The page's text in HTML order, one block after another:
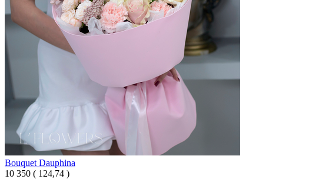
Bouquet Dauphina
10 350 ( 124,74 )